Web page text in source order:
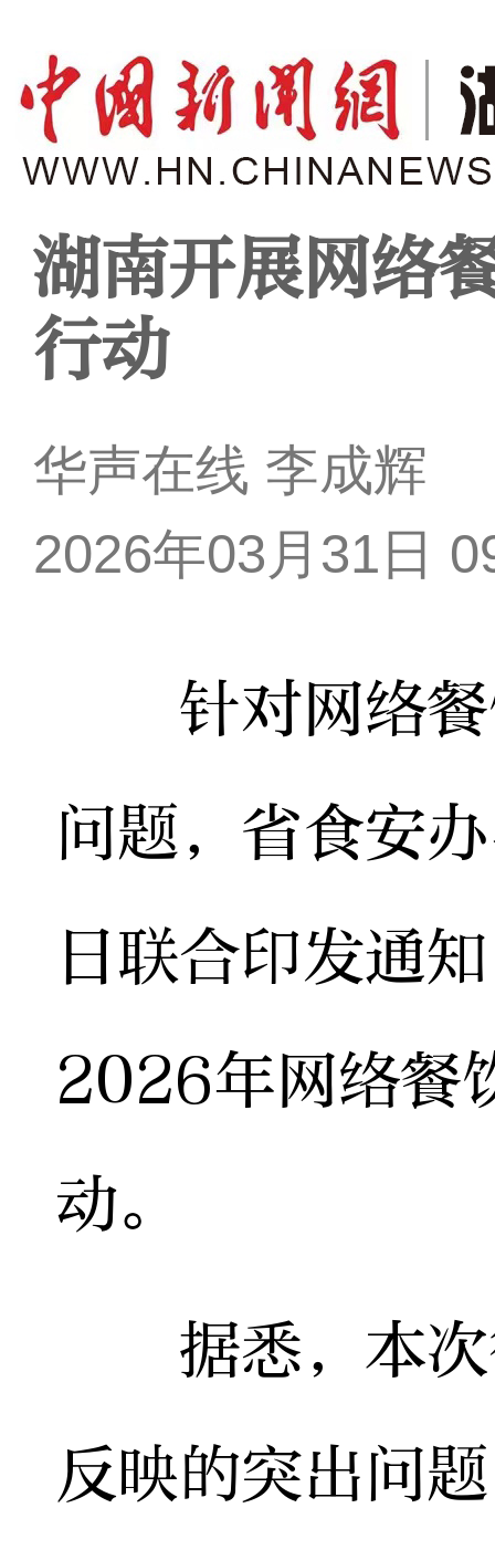
湖南开展网络
行动
华声在线 李成辉
2026年03月31日
针对网络餐
问题，省食安
日联合印发通
2026年网络餐
动。
据悉，本次
反映的突出问